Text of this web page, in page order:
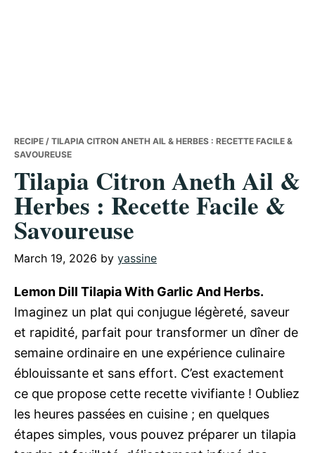
RECIPE / TILAPIA CITRON ANETH AIL & HERBES : RECETTE FACILE &
SAVOUREUSE
Tilapia Citron Aneth Ail &
Herbes : Recette Facile &
Savoureuse
March 19, 2026 by yassine
Lemon Dill Tilapia With Garlic And Herbs.
Imaginez un plat qui conjugue légèreté, saveur
et rapidité, parfait pour transformer un dîner de
semaine ordinaire en une expérience culinaire
éblouissante et sans effort. C’est exactement
ce que propose cette recette vivifiante ! Oubliez
les heures passées en cuisine ; en quelques
étapes simples, vous pouvez préparer un tilapia